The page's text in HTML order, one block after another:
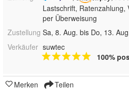
Lastschrift, Ratenzahlung,
per Überweisung
Zustellung Sa, 8. Aug. bis Do, 13.
Verkäufer suwtec
100%
Merken Teilen